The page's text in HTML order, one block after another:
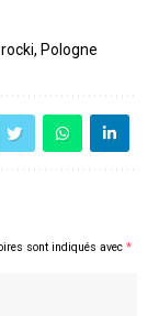
, Pologne
sont indiqués avec *